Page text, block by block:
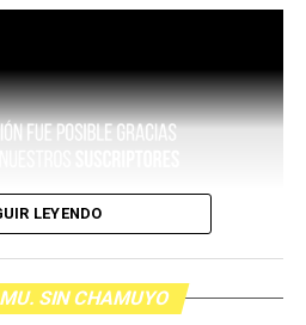
LEYENDO
SIN CHAMUYO